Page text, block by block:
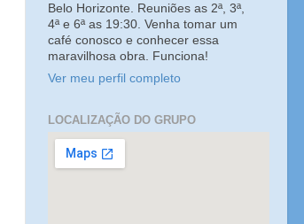
Belo Horizonte. Reuniões as 2ª, 3ª,
4ª e 6ª as 19:30. Venha tomar um
café conosco e conhecer essa
maravilhosa obra. Funciona!
Ver meu perfil completo
LOCALIZAÇÃO DO GRUPO